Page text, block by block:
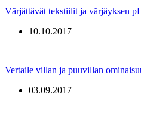
Värjättävät tekstiilit ja värjäyksen
10.10.2017
Vertaile villan ja puuvillan
03.09.2017